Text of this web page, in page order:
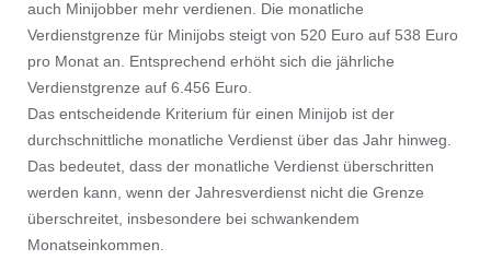
auch Minijobber mehr verdienen. Die monatliche
Verdienstgrenze für Minijobs steigt von 520 Euro auf 538 Euro
pro Monat an. Entsprechend erhöht sich die jährliche
Verdienstgrenze auf 6.456 Euro.
Das entscheidende Kriterium für einen Minijob ist der
durchschnittliche monatliche Verdienst über das Jahr hinweg.
Das bedeutet, dass der monatliche Verdienst überschritten
werden kann, wenn der Jahresverdienst nicht die Grenze
überschreitet, insbesondere bei schwankendem
Monatseinkommen.